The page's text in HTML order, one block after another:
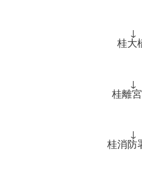
↓
桂大
↓
桂離
↓
桂消防